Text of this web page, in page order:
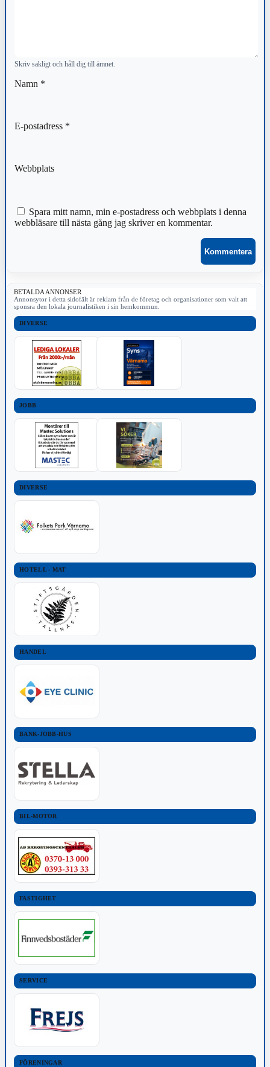
Skriv sakligt och håll dig till ämnet.
Namn *
E-postadress *
Webbplats
Spara mitt namn, min e-postadress och webbplats i denna
webbläsare till nästa gång jag skriver en kommentar.
BETALDA ANNONSER
Annonsytor i detta sidofält är reklam från de företag och organisationer som valt att
sponsra den lokala journalistiken i sin hemkommun.
DIVERSE
JOBB
DIVERSE
HOTELL - MAT
HANDEL
BANK-JOBB-HUS
BIL-MOTOR
FASTIGHET
SERVICE
FÖRENINGAR